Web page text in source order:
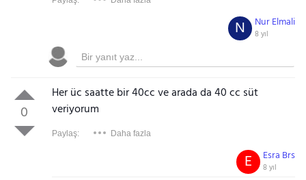
Nur Elmali
8 yıl
N
0
Her üc saatte bir 40cc ve arada da 40 cc süt
veriyorum
Paylaş: Daha fazla
Esra Brs
8 yıl
E